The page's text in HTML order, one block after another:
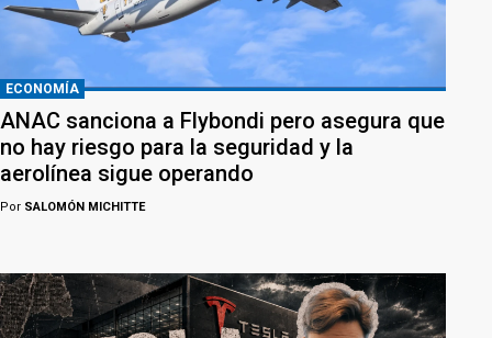
ECONOMÍA
ANAC sanciona a Flybondi pero asegura que
no hay riesgo para la seguridad y la
aerolínea sigue operando
Por SALOMÓN MICHITTE